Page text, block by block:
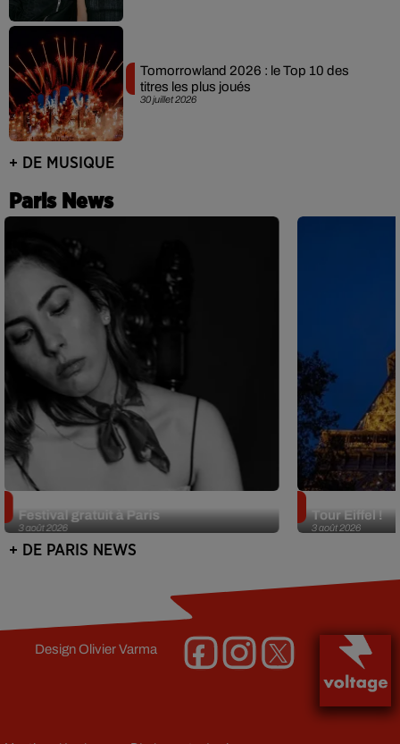
30 juillet 2026
Tomorrowland 2026 : le Top 10 des
titres les plus joués
+ DE MUSIQUE
Paris News
3 août 2026
Festival gratuit à Paris
3 août 2026
Tour Eiffel !
+ DE PARIS NEWS
DesignOlivier Varma